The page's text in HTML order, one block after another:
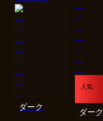
ダーク
人気
ダーク